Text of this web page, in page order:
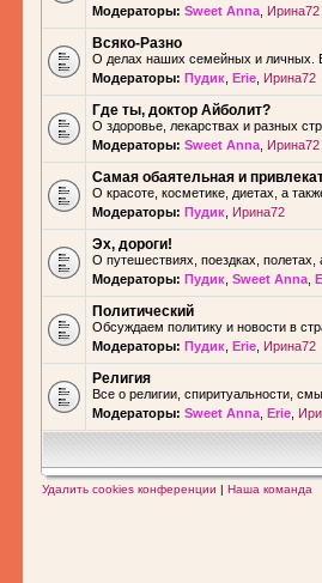
Модераторы: Sweet Anna Ирина72
Всяко-Разно
О делах наших семейных и личных.
Модераторы: Пудик Erie Ирина72
Где ты, доктор Айболит?
О здоровье, лекарствах и разных
Модераторы: Sweet Anna Ирина72
Самая обаятельная и
О красоте, косметике, диетах, а
Модераторы: Пудик Ирина72
Эх, дороги!
О путешествиях, поездках, полетах,
Модераторы: Пудик Sweet Anna
Политический
Обсуждаем политику и новости в
Модераторы: Пудик Erie Ирина72
Религия
Все о религии, спиритуальности,
Модераторы: Sweet Anna Erie
Удалить cookies конференции | Наша команда